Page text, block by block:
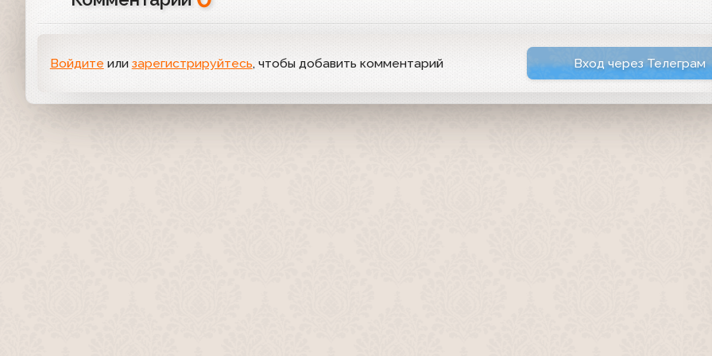
Войдите или зарегистрируйтесь, чтобы добавить комментарий Вход через Телеграм